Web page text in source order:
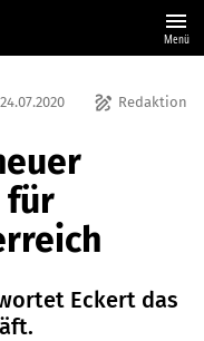
menu
Menü
draw Redaktion
24.07.2020
für
Eckert das